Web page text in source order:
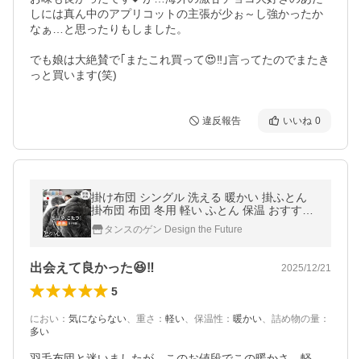
しには真ん中のアプリコットの主張が少ぉ～し強かったか
なぁ…と思ったりもしました。
でも娘は大絶賛で｢またこれ買って😍‼️｣言ってたのでまたき
っと買います(笑)
違反報告 いいね 0
掛け布団 シングル 洗える 暖かい 掛ふとん
掛布団 布団 冬用 軽い ふとん 保温 おすすめ
冬 フリース かけ布団 毛布 日本製
タンスのゲン Design the Future
出会えて良かった😆‼️ 2025/12/21
5
におい ： 気にならない、 重さ ： 軽い、 保温性 ： 暖かい、 詰め物の量 ：
多い